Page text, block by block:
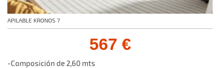
APILABLE KRONOS 7
567 €
-Composición de 2,60 mts